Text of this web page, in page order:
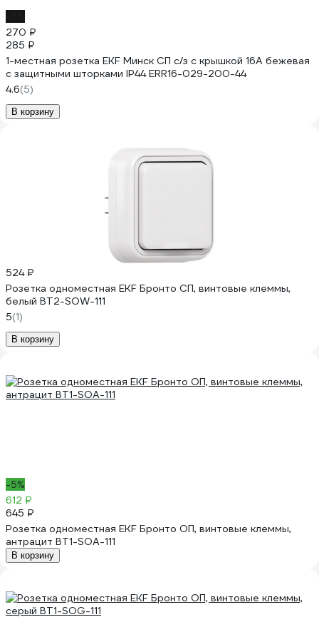
270 ₽
285 ₽
1-местная розетка EKF Минск СП с/з с крышкой 16А бежевая
с защитными шторками IP44 ERR16-029-200-44
4.6(5)
В корзину
524 ₽
Розетка одноместная EKF Бронто СП, винтовые клеммы,
белый BT2-SOW-111
5(1)
В корзину
-5%
612 ₽
645 ₽
Розетка одноместная EKF Бронто ОП, винтовые клеммы,
антрацит BT1-SOA-111
В корзину